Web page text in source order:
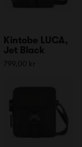
Kintobe LUCA,
Jet Black
799,00 kr